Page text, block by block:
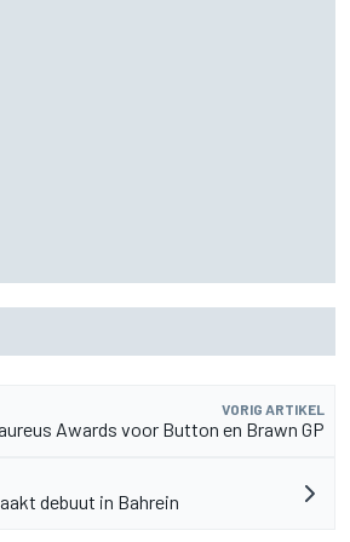
VORIG ARTIKEL
Awards voor Button en Brawn GP
debuut in Bahrein